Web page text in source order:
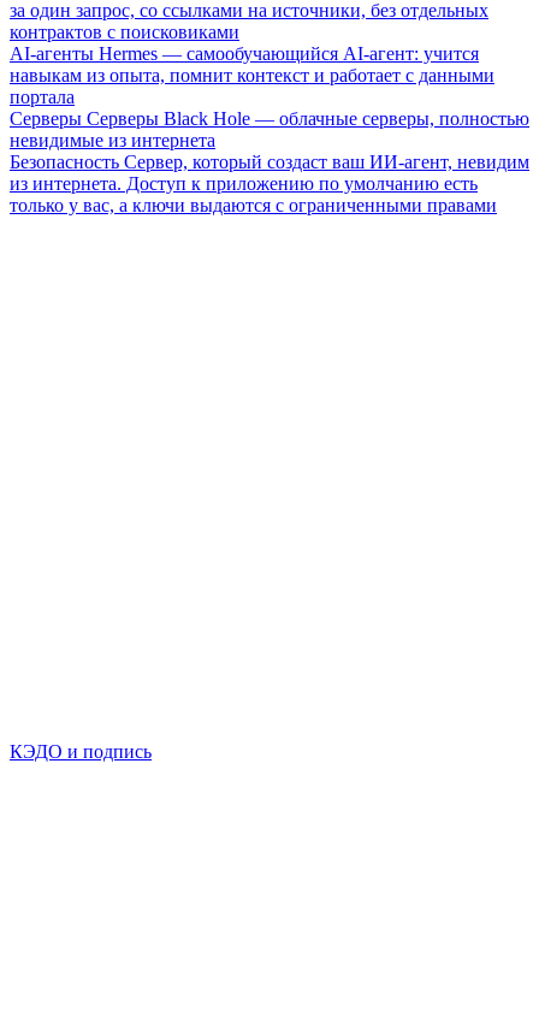
за один запрос, со ссылками на источники, без отдельных
контрактов с поисковиками
AI-агенты Hermes — самообучающийся AI-агент: учится
навыкам из опыта, помнит контекст и работает с данными
портала
Серверы Серверы Black Hole — облачные серверы, полностью
невидимые из интернета
Безопасность Сервер, который создаст ваш ИИ-агент, невидим
из интернета. Доступ к приложению по умолчанию есть
только у вас, а ключи выдаются с ограниченными правами
КЭДО и подпись